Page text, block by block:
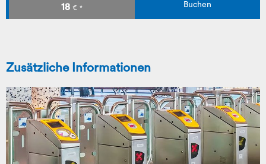
18 € * Buchen
Zusätzliche Informationen